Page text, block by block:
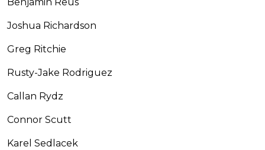
Joshua Richardson
Greg Ritchie
Rusty-Jake Rodriguez
Callan Rydz
Connor Scutt
Karel Sedlacek